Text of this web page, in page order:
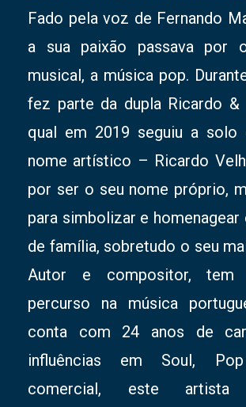
Fado pela voz de Fernando
a sua paixão passava por
musical, a música pop.
fez parte da dupla Ricardo &
qual em 2019 seguiu a
nome artístico – Ricardo
por ser o seu nome próprio,
para simbolizar e homenagear
de família, sobretudo o seu
Autor e compositor, tem
percurso na música
conta com 24 anos de
influências em Soul,
comercial, este artista